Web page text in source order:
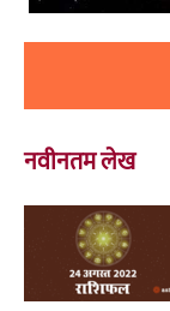
नवीनतम लेख